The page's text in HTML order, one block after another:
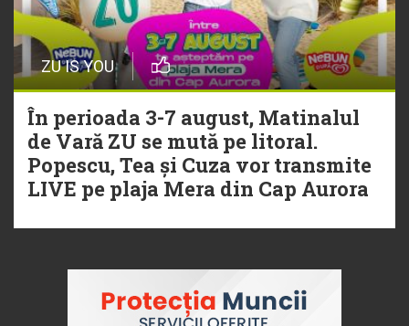
ZU IS YOU
În perioada 3-7 august, Matinalul
de Vară ZU se mută pe litoral.
Popescu, Tea și Cuza vor transmite
LIVE pe plaja Mera din Cap Aurora